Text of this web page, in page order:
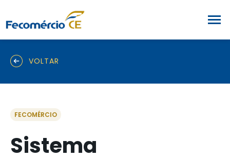
VOLTAR
FECOMÉRCIO
Sistema